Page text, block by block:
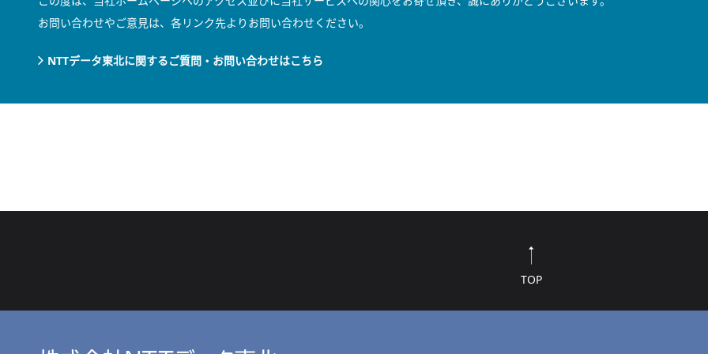
お問い合わせやご意見は、各リンク先よりお問い合わせください。
NTTデータ東北に関するご質問・お問い合わせはこちら
TOP